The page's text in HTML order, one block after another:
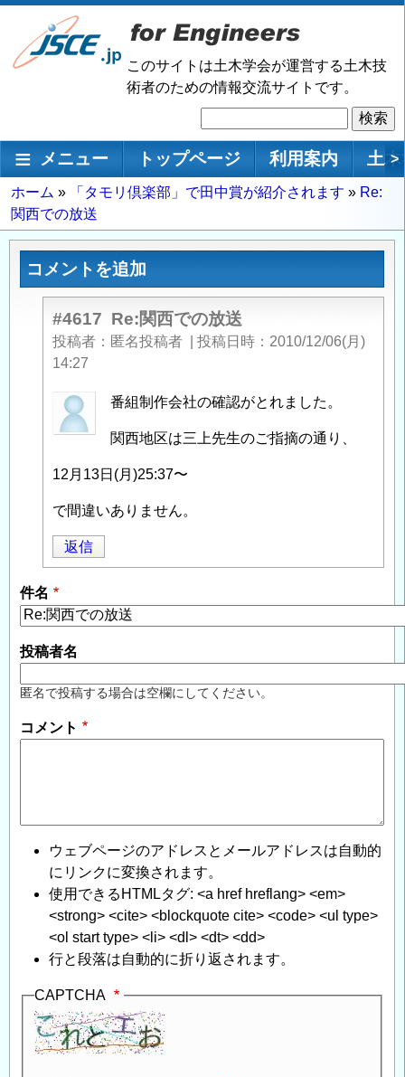
メ
ン
移
動
このサイトは土木学会が運営する土木技
術者のための情報交流サイトです。
索
メインナビゲーション
メニュー トップページ 利用案内 土 >
パ
ン
く
ホーム 「タモリ倶楽部」で田中賞が紹介されます
Re:
関西での放送
コメントを追加
#4617 Re:関西での放送
投稿者 匿名投稿者 投稿日時
2010/12/06(月)
14:27
匿
名
稿
に
よ
る
西
で
の
放
送」
の
番組制作会社の確認がとれました。
関西地区は三上先生のご指摘の通り、
12月13日(月)25:37〜
で間違いありません。
返信
件名
投稿者名
匿名で投稿する場合は空欄にしてください。
コメント
ウェブページのアドレスとメールアドレスは自動的
にリンクに変換されます。
使用できるHTMLタグ: <a href hreflang> <em>
<strong> <cite> <blockquote cite> <code> <ul type>
<ol start type> <li> <dl> <dt> <dd>
行と段落は自動的に折り返されます。
CAPTCHA